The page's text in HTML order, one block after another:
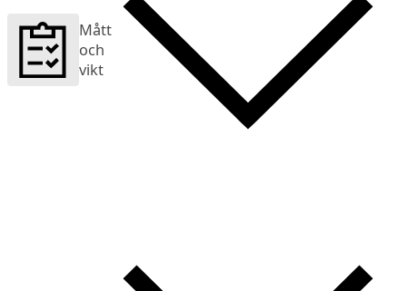
Mått
och
vikt